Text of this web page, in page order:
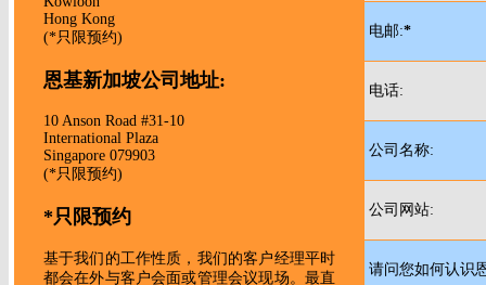
Hong Kong
(*只限预约)
恩基新加坡公司地址:
10 Anson Road #31-10
International Plaza
Singapore 079903
(*只限预约)
*只限预约
基于我们的工作性质，我们的客户经理平时
都会在外与客户会面或管理会议现场。最直
电邮:*
电话:
公司名称:
公司网站:
请问您如何认识